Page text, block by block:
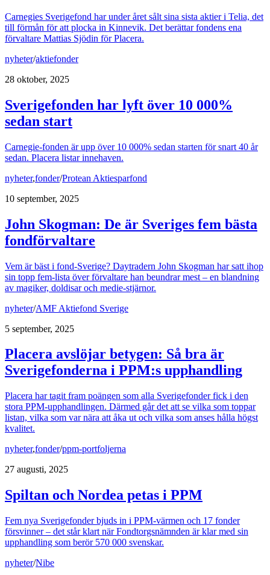
Carnegies Sverigefond har under året sålt sina sista aktier i Telia, det
till förmån för att plocka in Kinnevik. Det berättar fondens ena
förvaltare Mattias Sjödin för Placera.
nyheter/aktiefonder
28 oktober, 2025
Sverigefonden har lyft över 10 000%
sedan start
Carnegie-fonden är upp över 10 000% sedan starten för snart 40 år
sedan. Placera listar innehaven.
nyheter,fonder/Protean Aktiesparfond
10 september, 2025
John Skogman: De är Sveriges fem bästa
fondförvaltare
Vem är bäst i fond-Sverige? Daytradern John Skogman har satt ihop
sin topp fem-lista över förvaltare han beundrar mest – en blandning
av magiker, doldisar och medie-stjärnor.
nyheter/AMF Aktiefond Sverige
5 september, 2025
Placera avslöjar betygen: Så bra är
Sverigefonderna i PPM:s upphandling
Placera har tagit fram poängen som alla Sverigefonder fick i den
stora PPM-upphandlingen. Därmed går det att se vilka som toppar
listan, vilka som var nära att åka ut och vilka som anses hålla högst
kvalitet.
nyheter,fonder/ppm-portfoljerna
27 augusti, 2025
Spiltan och Nordea petas i PPM
Fem nya Sverigefonder bjuds in i PPM-värmen och 17 fonder
försvinner – det står klart när Fondtorgsnämnden är klar med sin
upphandling som berör 570 000 svenskar.
nyheter/Nibe